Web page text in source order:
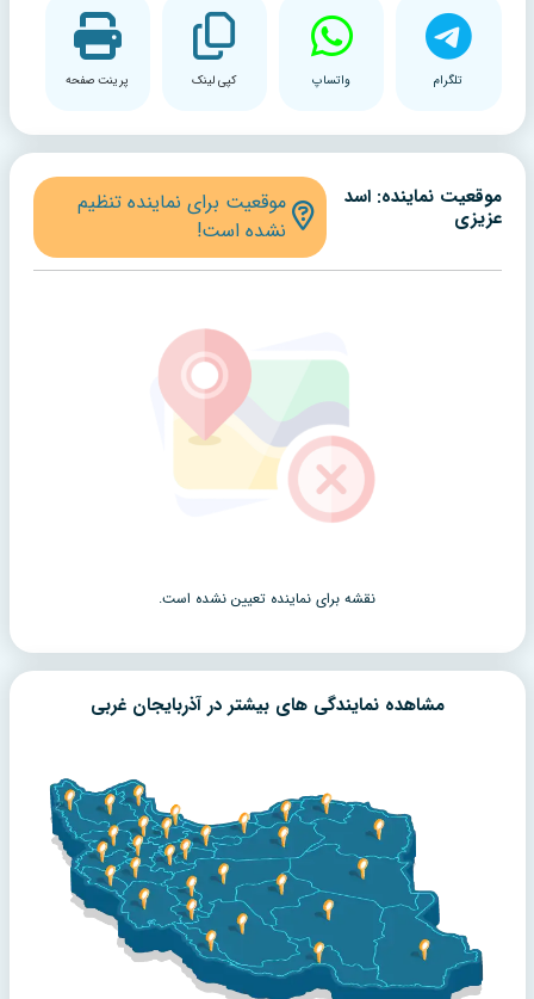
تلگرام واتساپ کپی لینک پرینت صفحه
موقعیت نماینده: اسد
عزیزی
موقعیت برای نماینده تنظیم
نشده است!
نقشه برای نماینده تعیین نشده است.
مشاهده نمایندگی های بیشتر درآذربایجان غربی